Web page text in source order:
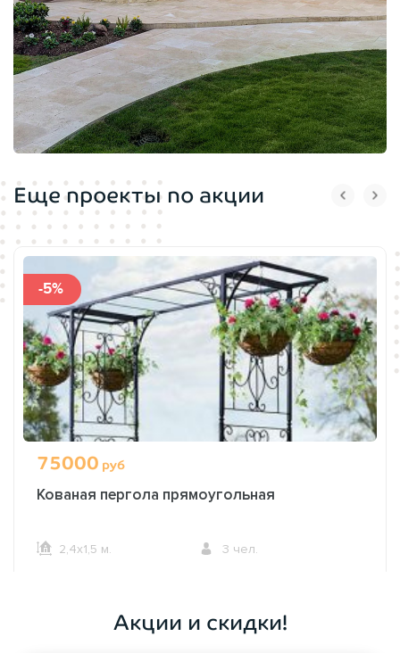
Еще проекты по акции
-5%
75000 руб
Кованая пергола прямоугольная
2,4х1,5 м. 3 чел.
Акции и скидки!